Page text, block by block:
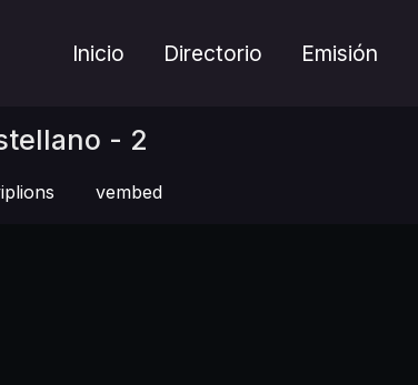
Inicio Directorio Emisión
- 2
vembed